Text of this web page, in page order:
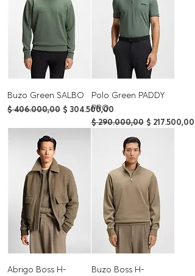
Buzo Green SALBO
Precio
$ 406.000,00 Precio de oferta
$ 304.500,00
Polo Green PADDY
PRO
Precio
$ 290.000,00 Precio de
$ 217.500,00
Abrigo Boss H- Buzo Boss H-